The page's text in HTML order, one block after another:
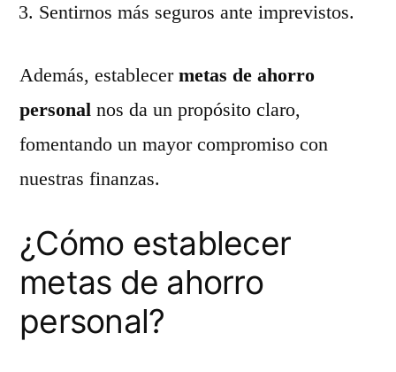
Sentirnos más seguros ante imprevistos.
Además, establecer metas de ahorro
personal nos da un propósito claro,
fomentando un mayor compromiso con
nuestras finanzas.
¿Cómo establecer
metas de ahorro
personal?